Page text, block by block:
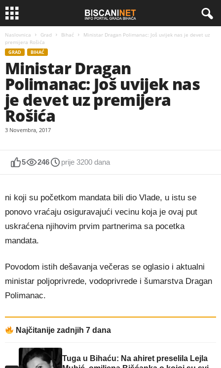
Naslovnica Grad Bihać
Ministar Dragan Polimanac: Još uvijek nas je devet uz
premijera Rošića
GRAD BIHAĆ
Ministar Dragan
Polimanac: Još uvijek nas
je devet uz premijera
Rošića
3 Novembra, 2017
5 246 prije 3200 dana
ni koji su početkom mandata bili dio Vlade, u istu se
ponovo vraćaju osiguravajući vecinu koja je ovaj put
uskraćena njihovim prvim partnerima sa pocetka
mandata.
Povodom istih dešavanja večeras se oglasio i aktualni
ministar poljoprivrede, vodoprivrede i šumarstva Dragan
Polimanac.
Najčitanije zadnjih 7 dana
Tuga u Bihaću: Na ahiret preselila Lejla